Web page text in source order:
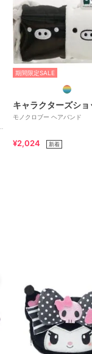
期間限定SALE
モノクロブー ヘアバンド
¥2,024 新着